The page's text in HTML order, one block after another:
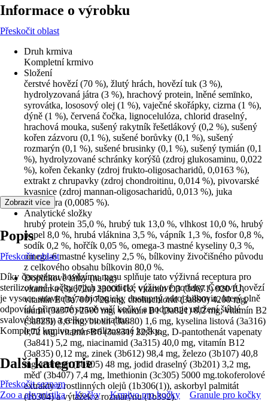
Informace o výrobku
Přeskočit oblast
Druh krmiva
Kompletní krmivo
Složení
čerstvé hovězí (70 %), žlutý hrách, hovězí tuk (3 %),
hydrolyzovaná játra (3 %), hrachový protein, lněné semīnko,
syrovátka, lososový olej (1 %), vaječné skořápky, cizrna (1 %),
dýně (1 %), červená čočka, lignocelulóza, chlorid draselný,
hrachová mouka, sušený rakytník řešetlákový (0,2 %), sušený
kořen zázvoru (0,1 %), sušené borůvky (0,1 %), sušený
rozmarýn (0,1 %), sušené brusinky (0,1 %), sušený tymián (0,1
%), hydrolyzované schránky korýšů (zdroj glukosaminu, 0,022
%), kořen čekanky (zdroj frukto-oligosacharidů, 0,0163 %),
extrakt z chrupavky (zdroj chondroitinu, 0,014 %), pivovarské
kvasnice (zdroj mannan-oligosacharidů, 0,013 %), juka
schidigera (0,0085 %).
Analytické složky
hrubý protein 35,0 %, hrubý tuk 13,0 %, vlhkost 10,0 %, hrubý
popel 8,0 %, hrubá vláknina 3,5 %, vápník 1,3 %, fosfor 0,8 %,
sodík 0,2 %, hořčík 0,05 %, omega-3 mastné kyseliny 0,3 %,
omega-6 mastné kyseliny 2,5 %, bílkoviny živočišného původu
z celkového obsahu bílkovin 80,0 %.
Doplňkové látky (na kg)
vítamín a (3a672a) 23000 IU, vitamín D3 (34671) 920 IU,
vitamín E (3a700) 720 mg, cholinchlorid (3a890) 4200 mg,
taurin (3a370) 2500 mg, vitamín B1 (3a821) 8,2 mg, vitamín B2
(3a825i) 3,6 mg, biotin (3a880) 1,6 mg, kyselina listová (3a316)
0,72 mg, vitamín B6 (3a831) 22,8 mg, D-pantothenát vapenaty
(3a841) 5,2 mg, niacinamid (3a315) 40,0 mg, vitamín B12
(3a835) 0,12 mg, zinek (3b612) 98,4 mg, železo (3b107) 40,8
mg, mangan (3b505) 48 mg, jodid draselný (3b201) 3,2 mg,
měď (3b407) 7,4 mg, lmethionin (3c305) 5000 mg.tokoferolové
extrakty z rostlinných olejů (1b306(1)), askorbyl palmitát
(1b304) a výtažek z rozmarýnu (1b392).
Zobrazit více
Popis
Přeskočit oblast
Díky čerstvému hovězímu masu splňuje tato výživná receptura pro
sterilizované kočky jejich specifické výživové potřeby. Čerstvé hovězí
je vysoce stravitelný a biologicky dostupný zdroj bilkovin, který plně
odpovídá přirozené stravě vaší kočky a podporuje udržení štíhlé
svalové hmoty a celkovou vitalitu.
Kompletní krmivo pro sterilizované kočky.
Další kategorie
Přeskočit seznam
Zoo a akvaristika
Kočky Krmivo pro kočky
Granule pro kočky